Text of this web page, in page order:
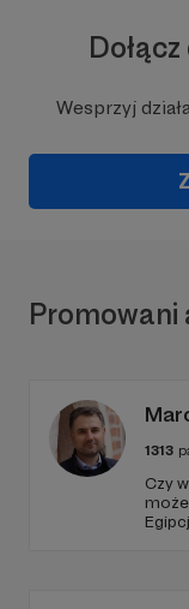
Wesprzyj
Promowani
1313
Czy